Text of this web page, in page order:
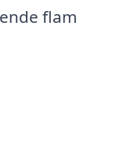
flam